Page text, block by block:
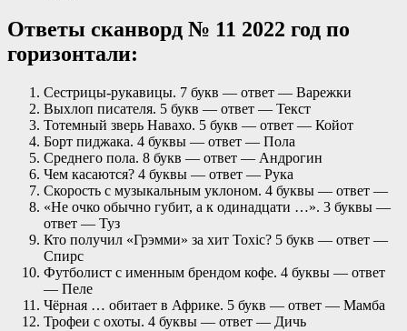
Ответы сканворд № 11 2022 год по
горизонтали:
Сестрицы-рукавицы. 7 букв — ответ — Варежки
Выхлоп писателя. 5 букв — ответ — Текст
Тотемный зверь Навахо. 5 букв — ответ — Койот
Борт пиджака. 4 буквы — ответ — Пола
Среднего пола. 8 букв — ответ — Андрогин
Чем касаются? 4 буквы — ответ — Рука
Скорость с музыкальным уклоном. 4 буквы — ответ —
«Не очко обычно губит, а к одинадцати …». 3 буквы —
ответ — Туз
Кто получил «Грэмми» за хит Toxic? 5 букв — ответ —
Спирс
Футболист с именным брендом кофе. 4 буквы — ответ
— Пеле
Чёрная … обитает в Африке. 5 букв — ответ — Мамба
Трофеи с охоты. 4 буквы — ответ — Дичь